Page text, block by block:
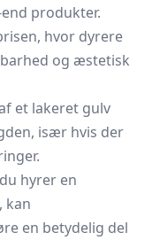
produkter.
hvor dyrere
og æstetisk
et lakeret gulv
især hvis der
hyrer en
kan
en betydelig del